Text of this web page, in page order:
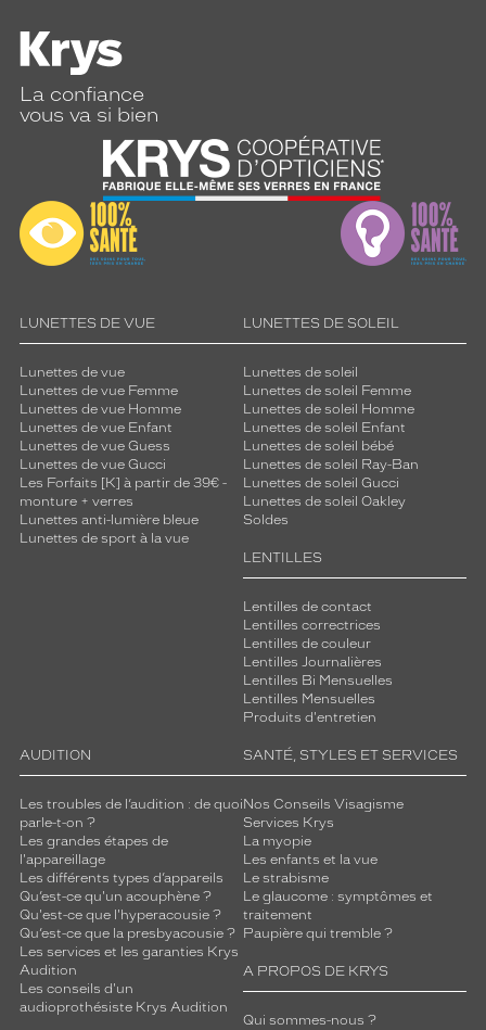
La confiance
vous va si bien
LUNETTES DE VUE
Lunettes de vue
Lunettes de vue Femme
Lunettes de vue Homme
Lunettes de vue Enfant
Lunettes de vue Guess
Lunettes de vue Gucci
Les Forfaits [K] à partir de 39€ -
monture + verres
Lunettes anti-lumière bleue
Lunettes de sport à la vue
LUNETTES DE SOLEIL
Lunettes de soleil
Lunettes de soleil Femme
Lunettes de soleil Homme
Lunettes de soleil Enfant
Lunettes de soleil bébé
Lunettes de soleil Ray-Ban
Lunettes de soleil Gucci
Lunettes de soleil Oakley
Soldes
LENTILLES
Lentilles de contact
Lentilles correctrices
Lentilles de couleur
Lentilles Journalières
Lentilles Bi Mensuelles
Lentilles Mensuelles
Produits d'entretien
AUDITION
Les troubles de l’audition : de quoi
parle-t-on ?
Les grandes étapes de
l'appareillage
Les différents types d’appareils
Qu’est-ce qu'un acouphène ?
Qu'est-ce que l'hyperacousie ?
Qu’est-ce que la presbyacousie ?
Les services et les garanties Krys
Audition
Les conseils d'un
audioprothésiste Krys Audition
SANTÉ, STYLES ET SERVICES
Nos Conseils Visagisme
Services Krys
La myopie
Les enfants et la vue
Le strabisme
Le glaucome : symptômes et
traitement
Paupière qui tremble ?
A PROPOS DE KRYS
Qui sommes-nous ?